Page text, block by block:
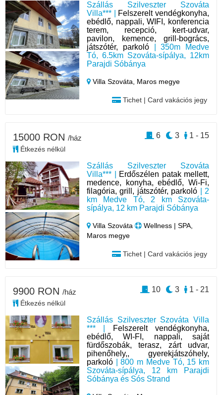
Szállás Szilveszter Szováta
Villa*** | Felszerelt vendégkonyha,
ebédlő, nappali, WIFI, konferencia
terem, recepció, kert-udvar,
pavilon, kemence, grill-bogrács,
játszótér, parkoló| 350m Medve
Tó, 6.5km Szováta-sípálya, 12km
Parajdi Sóbánya
Villa Szováta, Maros megye
Tichet | Card vakációs jegy
Szállás Szilveszter Szováta
Villa*** |
Erdőszélen patak mellett,
medence, konyha, ebédlő, Wi-Fi,
filagória, grill, játszótér, parkoló | 2
km Medve Tó, 2 km Szováta-
sípálya, 12 km Parajdi Sóbánya
Villa Szováta
Wellness | SPA,
Maros megye
Tichet | Card vakációs jegy
15000 RON /ház
Étkezés nélkül
1 - 15
3
6
Szállás Szilveszter Szováta Villa
*** |
Felszerelt vendégkonyha,
ebédlő, WI-FI, nappali, saját
fürdőszobák, terasz, zárt udvar,
pihenőhely,, gyerekjátszóhely,
parkoló | 800 m Medve Tó, 15 km
Szováta-sípálya, 12 km Parajdi
Sóbánya és Sós Strand
9900 RON /ház
Étkezés nélkül
1 - 21
3
10